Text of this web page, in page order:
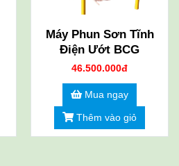
Máy Phun Sơn Tĩnh
Điện Ướt BCG
46.500.000đ
Mua ngay
Thêm vào giỏ